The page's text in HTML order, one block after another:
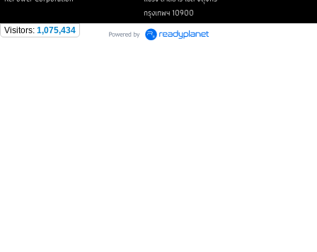
กรุงเทพฯ 10900
Visitors: 1,075,434